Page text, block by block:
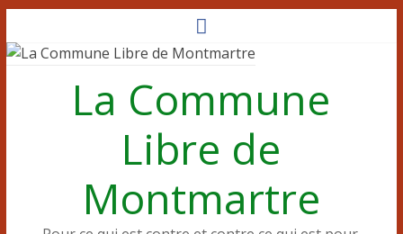
au
contenu
La Commune
Libre de
Montmartre